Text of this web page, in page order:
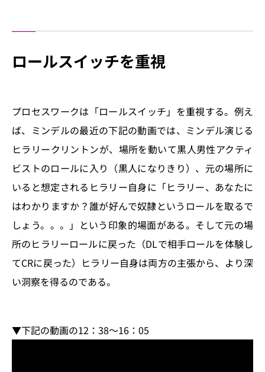
ロールスイッチを重視
プロセスワークは「ロールスイッチ」を重視する。例え
ば、ミンデルの最近の下記の動画では、ミンデル演じる
ヒラリークリントンが、場所を動いて黒人男性アクティ
ビストのロールに入り（黒人になりきり）、元の場所に
いると想定されるヒラリー自身に「ヒラリー、あなたに
はわかりますか？誰が好んで奴隷というロールを取るで
しょう。。。」という印象的場面がある。そして元の場
所のヒラリーロールに戻った（DLで相手ロールを体験し
てCRに戻った）ヒラリー自身は両方の主張から、より深
い洞察を得るのである。
▼下記の動画の12：38～16：05